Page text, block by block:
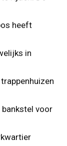
heeft
in
voor